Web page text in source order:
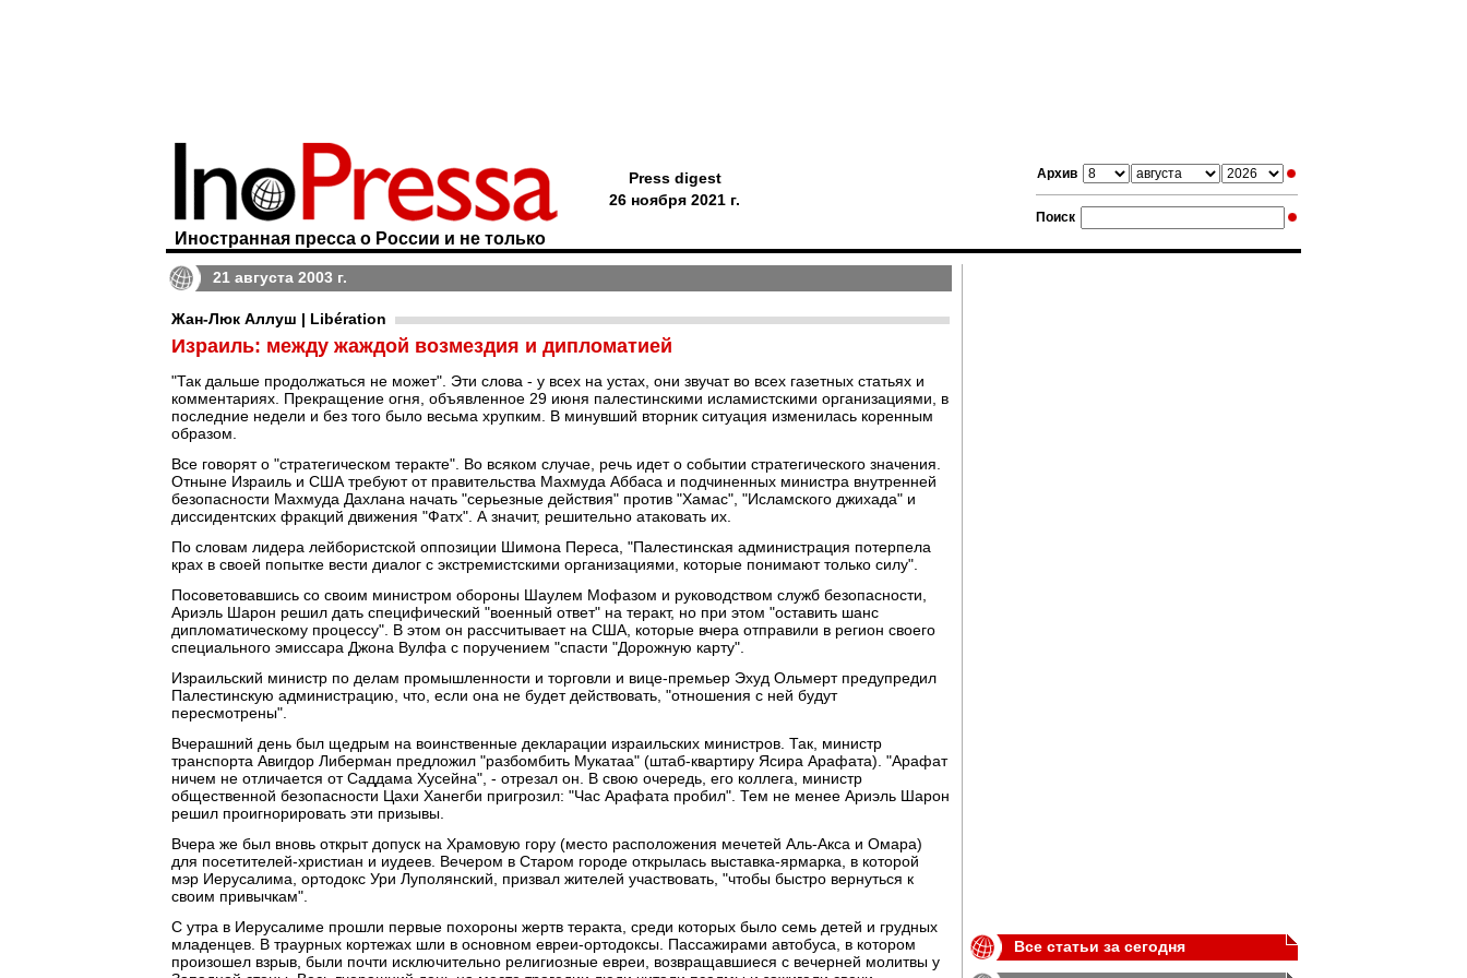
Архив
Поиск
Иностранная пресса о России и не только
Press digest
26 ноября 2021 г.
21 августа 2003 г.
Жан-Люк Аллуш | Libération
Израиль: между жаждой возмездия и дипломатией
"Так дальше продолжаться не может". Эти слова - у всех на устах, они звучат во всех газетных статьях и
комментариях. Прекращение огня, объявленное 29 июня палестинскими исламистскими организациями, в
последние недели и без того было весьма хрупким. В минувший вторник ситуация изменилась коренным
образом.
Все говорят о "стратегическом теракте". Во всяком случае, речь идет о событии стратегического значения.
Отныне Израиль и США требуют от правительства Махмуда Аббаса и подчиненных министра внутренней
безопасности Махмуда Дахлана начать "серьезные действия" против "Хамас", "Исламского джихада" и
диссидентских фракций движения "Фатх". А значит, решительно атаковать их.
По словам лидера лейбористской оппозиции Шимона Переса, "Палестинская администрация потерпела
крах в своей попытке вести диалог с экстремистскими организациями, которые понимают только силу".
Посоветовавшись со своим министром обороны Шаулем Мофазом и руководством служб безопасности,
Ариэль Шарон решил дать специфический "военный ответ" на теракт, но при этом "оставить шанс
дипломатическому процессу". В этом он рассчитывает на США, которые вчера отправили в регион своего
специального эмиссара Джона Вулфа с поручением "спасти "Дорожную карту".
Израильский министр по делам промышленности и торговли и вице-премьер Эхуд Ольмерт предупредил
Палестинскую администрацию, что, если она не будет действовать, "отношения с ней будут
пересмотрены".
Вчерашний день был щедрым на воинственные декларации израильских министров. Так, министр
транспорта Авигдор Либерман предложил "разбомбить Мукатаа" (штаб-квартиру Ясира Арафата). "Арафат
ничем не отличается от Саддама Хусейна", - отрезал он. В свою очередь, его коллега, министр
общественной безопасности Цахи Ханегби пригрозил: "Час Арафата пробил". Тем не менее Ариэль Шарон
решил проигнорировать эти призывы.
Вчера же был вновь открыт допуск на Храмовую гору (место расположения мечетей Аль-Акса и Омара)
для посетителей-христиан и иудеев. Вечером в Старом городе открылась выставка-ярмарка, в которой
мэр Иерусалима, ортодокс Ури Луполянский, призвал жителей участвовать, "чтобы быстро вернуться к
своим привычкам".
С утра в Иерусалиме прошли первые похороны жертв теракта, среди которых было семь детей и грудных
младенцев. В траурных кортежах шли в основном евреи-ортодоксы. Пассажирами автобуса, в котором
произошел взрыв, были почти исключительно религиозные евреи, возвращавшиеся с вечерней молитвы у
Все статьи за сегодня